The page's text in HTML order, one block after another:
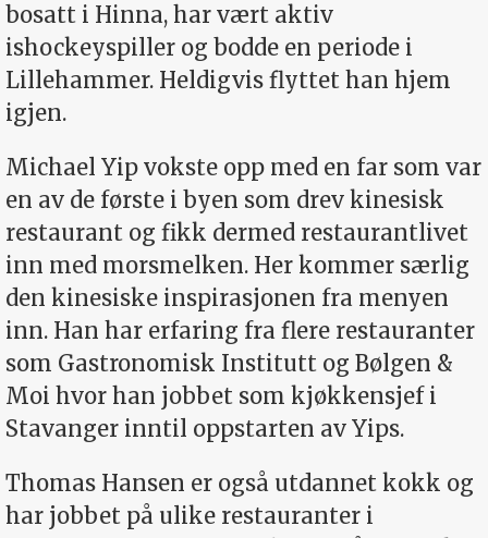
bosatt i Hinna, har vært aktiv
ishockeyspiller og bodde en periode i
Lillehammer. Heldigvis flyttet han hjem
igjen.
Michael Yip vokste opp med en far som var
en av de første i byen som drev kinesisk
restaurant og fikk dermed restaurantlivet
inn med morsmelken. Her kommer særlig
den kinesiske inspirasjonen fra menyen
inn. Han har erfaring fra flere restauranter
som Gastronomisk Institutt og Bølgen &
Moi hvor han jobbet som kjøkkensjef i
Stavanger inntil oppstarten av Yips.
Thomas Hansen er også utdannet kokk og
har jobbet på ulike restauranter i